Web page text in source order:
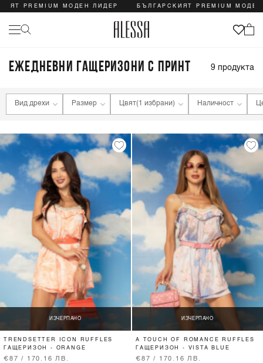
PREMIUM МОДЕН ЛИДЕР БЪЛГАРСКИЯТ PREMIUM МОДЕН
ЕЖЕДНЕВНИ ГАЩЕРИЗОНИ С ПРИНТ 9 продукта
Вид дрехи Размер Цвят(1 избрани) Наличност
ИЗЧЕРПАНО
TRENDSETTER ICON RUFFLES
ГАЩЕРИЗОН - ORANGE
€87 / 170.16 ЛВ.
ИЗЧЕРПАНО
A TOUCH OF ROMANCE RUFFLES
ГАЩЕРИЗОН - VISTA BLUE
€87 / 170.16 ЛВ.